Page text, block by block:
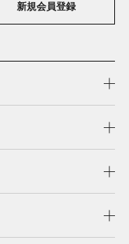
新規会員登録